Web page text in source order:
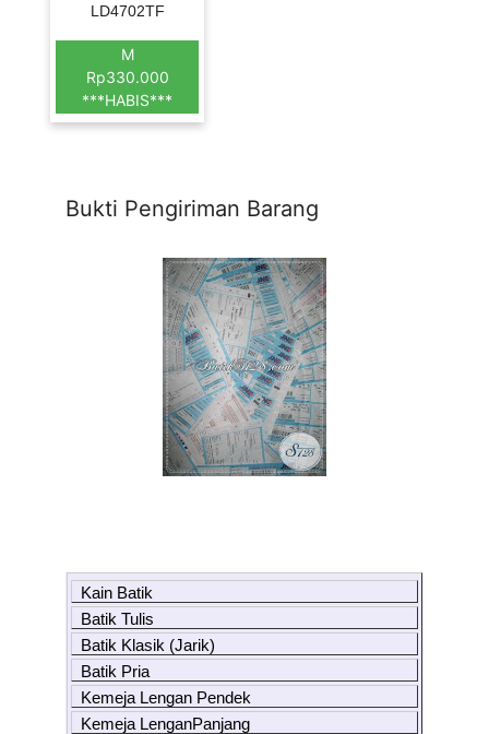
LD4702TF
M
Rp330.000
***HABIS***
Bukti Pengiriman Barang
Kain Batik
Batik Tulis
Batik Klasik (Jarik)
Batik Pria
Kemeja Lengan Pendek
Kemeja LenganPanjang